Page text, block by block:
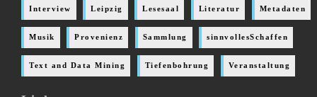
Interview Leipzig Lesesaal Literatur Metadaten
Musik Provenienz Sammlung sinnvollesSchaffen
Text and Data Mining Tiefenbohrung Veranstaltung